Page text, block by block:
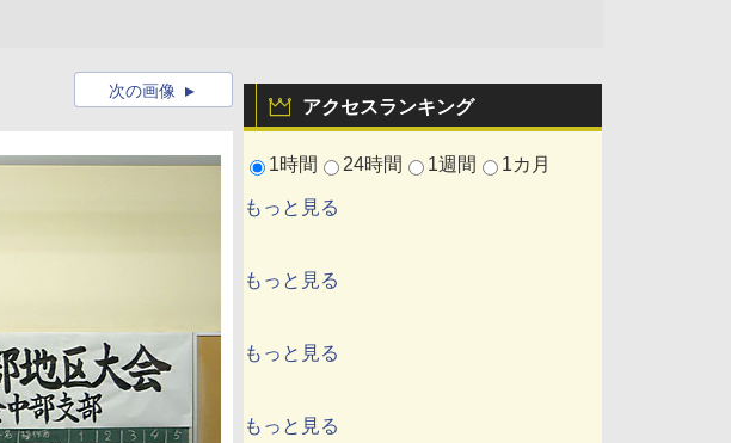
アクセスランキング
1時間 24時間 1週間 1カ月
もっと見る
もっと見る
もっと見る
もっと見る
次の画像